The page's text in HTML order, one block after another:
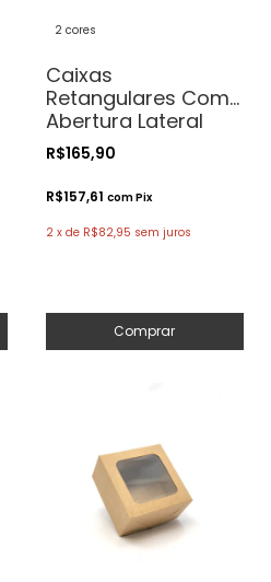
2 cores
Caixas
Retangulares Com
Abertura Lateral
para Bolo
Com/Sem Visor -
41x31x15 - Pratos de
até 40cm
R$165,90
R$157,61 comPix
2 x de R$82,95 sem juros
Comprar